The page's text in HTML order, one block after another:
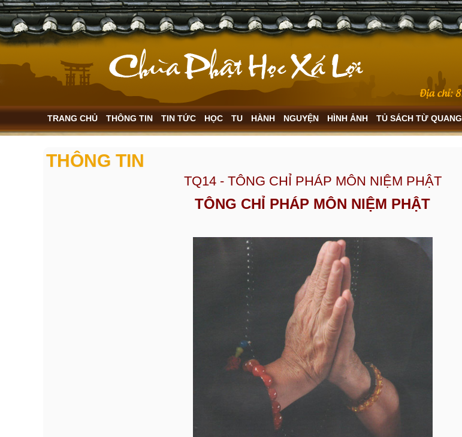
TRANG CHỦ THÔNG TIN TIN TỨC HỌC TU HÀNH NGUYỆN HÌNH ẢNH TỦ SÁCH TỪ QUANG
THÔNG TIN
TQ14 - TÔNG CHỈ PHÁP MÔN NIỆM PHẬT
TÔNG CHỈ PHÁP MÔN NIỆM PHẬT